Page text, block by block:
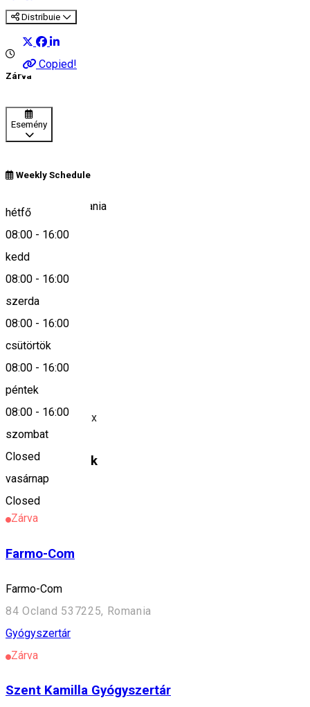
Distribuie
Copied!
Zárva
Esemény
Weekly Schedule
hétfő
08:00 - 16:00
kedd
08:00 - 16:00
szerda
08:00 - 16:00
csütörtök
08:00 - 16:00
péntek
08:00 - 16:00
szombat
Closed
vasárnap
Closed
Mărtiniș 82, Romania
Keresd térképen
Leírás
Farmacia Farmatox
Hasonló helyek
Gyógyszertár
Zárva
Farmo-Com
Farmo-Com
84 Ocland 537225, Romania
Gyógyszertár
Zárva
Szent Kamilla Gyógyszertár